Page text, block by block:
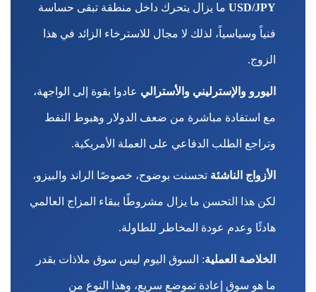
USD/JPY ما يزال يتحرك داخل منطقة تبقى حساسة
فنياً وسياسياً، لذلك لا مجال للاسترخاء الزائد في هذا
الزوج.
اليورو والإسترليني والأسترالي عادوا بقوة إلى الواجهة،
مع استفادة مباشرة من ضعف الدولار وهبوط النفط
وتراجع الطلب الدفاعي على العملة الأمريكية.
الأزواج الناشئة تحسنت بوضوح، خصوصًا الراند والبيزو،
لكن هذا التحسن ما يزال مشروطًا ببقاء المزاج العالمي
هادئًا وعدم عودة المخاطر للطاولة.
الخلاصة العملية: السوق اليوم ليس سوق ملاذات بقدر
ما هو سوق إعادة تموضع سريع، وهذا النوع من